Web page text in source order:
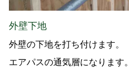
外壁下地
外壁の下地を打ち付けます。
エアパスの通気層になります。